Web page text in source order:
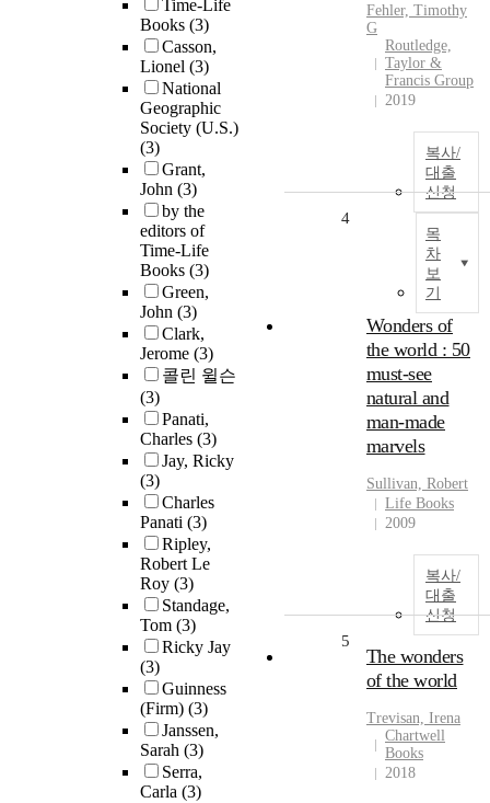
Time-Life
Books (3)
Casson,
Lionel (3)
National
Geographic
Society (U.S.)
(3)
Grant,
John (3)
by the
editors of
Time-Life
Books (3)
Green,
John (3)
Clark,
Jerome (3)
콜린 윌슨
(3)
Panati,
Charles (3)
Jay, Ricky
(3)
Charles
Panati (3)
Ripley,
Robert Le
Roy (3)
Standage,
Tom (3)
Ricky Jay
(3)
Guinness
(Firm) (3)
Janssen,
Sarah (3)
Serra,
Carla (3)
Fehler, Timothy
G
Routledge,
Taylor &
Francis Group
2019
복사/
대출
신청
목
차
보
기
4
Wonders of
the world : 50
must-see
natural and
man-made
marvels
Sullivan, Robert
Life Books
2009
복사/
대출
신청
5
The wonders
of the world
Trevisan, Irena
Chartwell
Books
2018